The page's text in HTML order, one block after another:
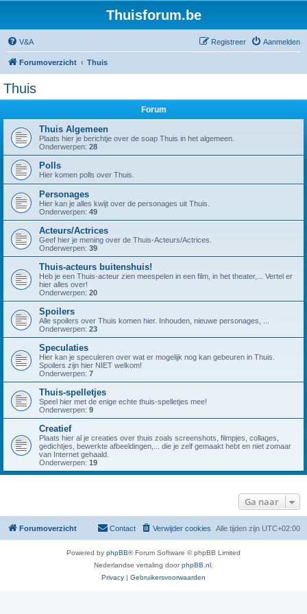
Thuisforum.be
V&A Aanmelden
Registreer
Forumoverzicht Thuis
Thuis
Forum
Thuis Algemeen
Plaats hier je berichtje over de soap Thuis in het algemeen.
Onderwerpen: 28
Polls
Hier komen polls over Thuis.
Personages
Hier kan je alles kwijt over de personages uit Thuis.
Onderwerpen: 49
Acteurs/Actrices
Geef hier je mening over de Thuis-Acteurs/Actrices.
Onderwerpen: 39
Thuis-acteurs buitenshuis!
Heb je een Thuis-acteur zien meespelen in een film, in het theater,... Vertel er
hier alles over!
Onderwerpen: 20
Spoilers
Alle spoilers over Thuis komen hier. Inhouden, nieuwe personages, ...
Onderwerpen: 23
Speculaties
Hier kan je speculeren over wat er mogelijk nog kan gebeuren in Thuis.
Spoilers zijn hier NIET welkom!
Onderwerpen: 7
Thuis-spelletjes
Speel hier met de enige echte thuis-spelletjes mee!
Onderwerpen: 9
Creatief
Plaats hier al je creaties over thuis zoals screenshots, filmpjes, collages,
gedichtjes, bewerkte afbeeldingen,... die je zelf gemaakt hebt en niet zomaar
van Internet gehaald.
Onderwerpen: 19
Ga naar
Forumoverzicht Alle tijden zijn UTC+02:00
Verwijder cookies
Contact
Powered by phpBB® Forum Software © phpBB Limited
Nederlandse vertaling doorphpBB.nl
Privacy | Gebruikersvoorwaarden